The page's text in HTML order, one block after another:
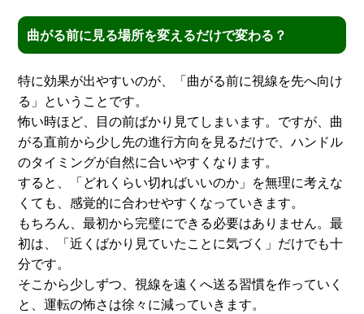
曲がる前に見る場所を変えるだけで変わる？
特に効果が出やすいのが、「曲がる前に視線を先へ向け
る」ということです。
怖い時ほど、目の前ばかり見てしまいます。ですが、曲
がる直前から少し先の進行方向を見るだけで、ハンドル
のタイミングが自然に合いやすくなります。
すると、「どれくらい切ればいいのか」を無理に考えな
くても、感覚的に合わせやすくなっていきます。
もちろん、最初から完璧にできる必要はありません。最
初は、「近くばかり見ていたことに気づく」だけでも十
分です。
そこから少しずつ、視線を遠くへ送る習慣を作っていく
と、運転の怖さは徐々に減っていきます。